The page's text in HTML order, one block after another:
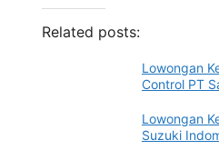
Related posts:
Lowongan
Control PT
Lowongan
Suzuki